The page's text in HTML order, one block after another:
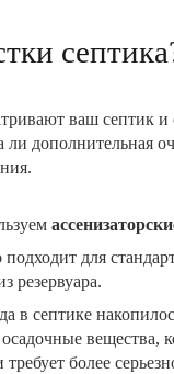
ваш септик и
дополнительная
подходит для
резервуара.
в септике
более